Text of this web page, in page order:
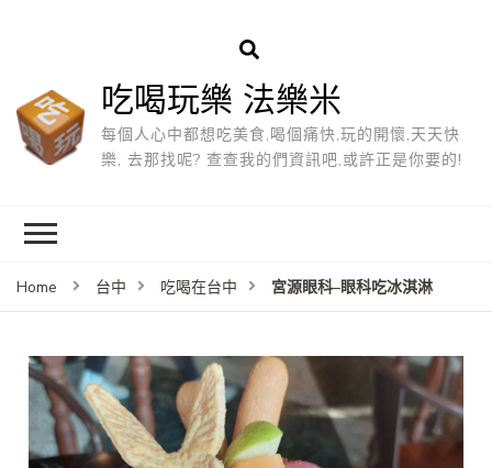
吃喝玩樂 法樂米
每個人心中都想吃美食,喝個痛快,玩的開懷,天天快
樂, 去那找呢? 查查我的們資訊吧,或許正是你要的!
Home 台中 吃喝在台中 宮源眼科–眼科吃冰淇淋